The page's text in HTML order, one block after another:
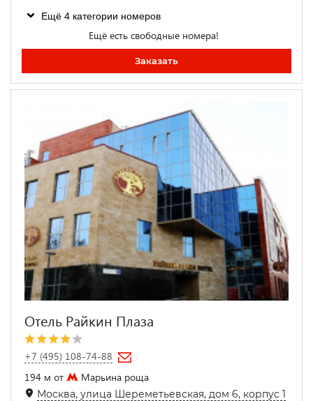
Ещё 4 категории номеров
Ещё есть свободные номера!
Заказать
Отель Райкин Плаза
+7 (495) 108-74-88
194 м от
Марьина роща
Москва, улица Шереметьевская, дом 6, корпус 1